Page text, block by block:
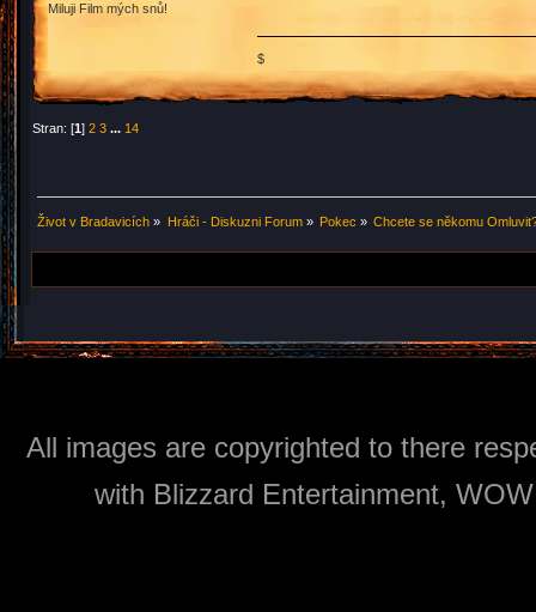
Miluji Film mých snů!
$
Stran: [1]2 3 ... 14
Život v Bradavicích » Hráči - Diskuzni Forum» Pokec » Chcete se někomu
All images are copyrighted to there
with Blizzard Entertainment,